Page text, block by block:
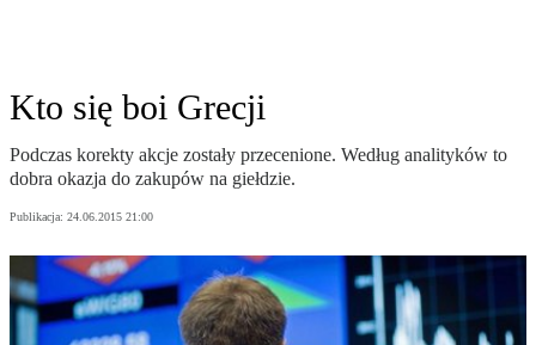
Kto się boi Grecji
Podczas korekty akcje zostały przecenione. Według analityków to
dobra okazja do zakupów na giełdzie.
Publikacja: 24.06.2015 21:00